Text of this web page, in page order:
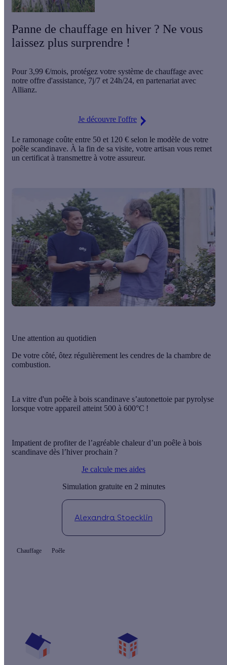
Panne de chauffage en hiver ? Ne vous
laissez plus surprendre !
Pour 3,99 €/mois, protégez votre système de chauffage avec
notre offre d'assistance, 7j/7 et 24h/24, en partenariat avec
Allianz.
Je découvre l'offre
Le ramonage coûte entre 50 et 120 € selon le modèle de votre
poêle scandinave. À la fin de sa visite, votre artisan vous remet
un certificat à transmettre à votre assureur.
Une attention au quotidien
De votre côté, ôtez régulièrement les cendres de la chambre de
combustion.
La vitre d'un poêle à bois scandinave s’autonettoie par pyrolyse
lorsque votre appareil atteint 500 à 600°C !
Impatient de profiter de l’agréable chaleur d’un poêle à bois
scandinave dès l’hiver prochain ?
Je calcule mes aides
Simulation gratuite en 2 minutes
Alexandra Stoecklin
Chauffage Poêle